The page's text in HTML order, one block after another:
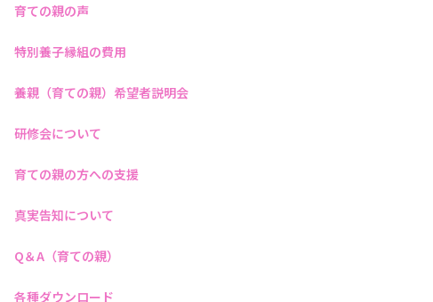
育ての親の声
特別養子縁組の費用
養親（育ての親）希望者説明会
研修会について
育ての親の方への支援
真実告知について
Q＆A（育ての親）
各種ダウンロード